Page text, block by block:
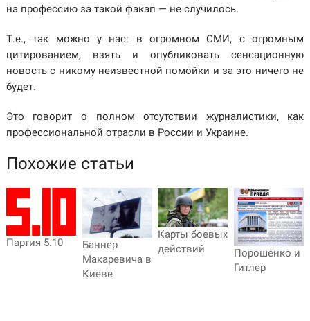
на профессию за такой факап — не случилось.
Т.е., так можно у нас: в огромном СМИ, с огромным
цитированием, взять и опубликовать сенсационную
новость с никому неизвестной помойки и за это ничего не
будет.
Это говорит о полном отсутствии журналистики, как
профессиональной отрасли в России и Украине.
Похожие статьи
Партия 5.10
Баннер
Макаревича в
Киеве
Карты боевых
действий
Порошенко и
Гитлер